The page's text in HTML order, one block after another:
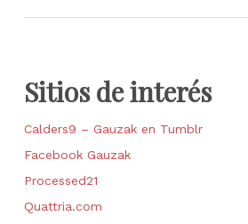
Sitios de interés
Calders9 – Gauzak en Tumblr
Facebook Gauzak
Processed21
Quattria.com